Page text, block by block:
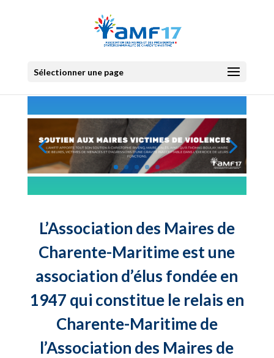
Sélectionner une page
L’Association des Maires de
Charente-Maritime est une
association d’élus fondée en
1947 qui constitue le relais en
Charente-Maritime de
l’Association des Maires de